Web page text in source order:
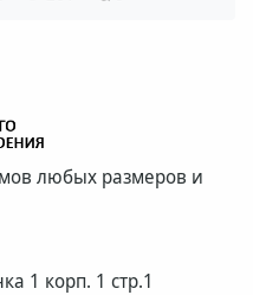
любых размеров и
1 корп. 1 стр.1